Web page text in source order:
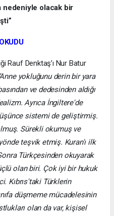
olacak bir
Rauf Denktaş’ı Nur Batur
yokluğunu derin bir yara
ve dedesinden aldığı
Ayrıca İngiltere'de
sistemi de geliştirmiş.
Sürekli okumuş ve
teşvik etmiş. Kuran'ı ilk
Türkçesinden okuyarak
olan biri. Çok iyi bir hukuk
Kıbrıs'taki Türklerin
düşmeme mücadelesinin
olan da var, kişisel